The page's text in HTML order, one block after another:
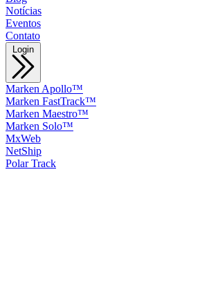
Notícias
Eventos
Contato
Login
Marken Apollo™
Marken FastTrack™
Marken Maestro™
Marken Solo™
MxWeb
NetShip
Polar Track